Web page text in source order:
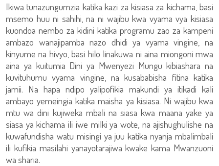
Ikiwa tunazungumzia katika kazi za kisiasa za kichama, basi
msemo huu ni sahihi, na ni wajibu kwa vyama vya kisiasa
kuondoa nembo za kidini katika programu zao za kampeni
ambazo wanajipamba nazo dhidi ya vyama vingine, na
kinyume na hivyo, basi hilo linakuwa ni aina miongoni mwa
aina ya kuitumia Dini ya Mwenyezi Mungu kibiashara na
kuvituhumu vyama vingine, na kusababisha fitina katika
jamii. Na hapa ndipo yalipofikia makundi ya itikadi kali
ambayo yemeingia katika maisha ya kisiasa. Ni wajibu kwa
mtu wa dini kujiweka mbali na siasa kwa maana yake ya
siasa ya kichama ili iwe milki ya wote, na ajishughulishe na
kuwafundisha watu misingi ya juu katika nyanja mbalimbali
ili kufikia masilahi yanayotarajiwa kwake kama Mwanzuoni
wa sharia.